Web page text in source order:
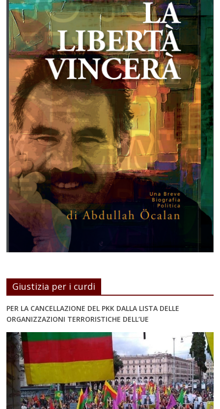
Giustizia per i curdi
PER LA CANCELLAZIONE DEL PKK DALLA LISTA DELLE
ORGANIZZAZIONI TERRORISTICHE DELL’UE